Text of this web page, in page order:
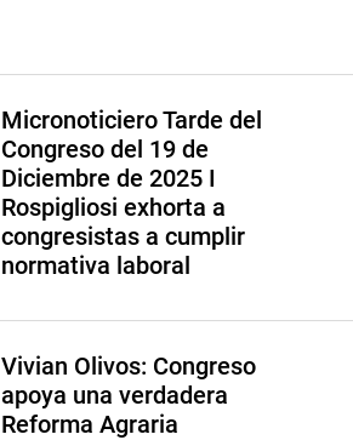
Micronoticiero Tarde del
Congreso del 19 de
Diciembre de 2025 I
Rospigliosi exhorta a
congresistas a cumplir
normativa laboral
Vivian Olivos: Congreso
apoya una verdadera
Reforma Agraria